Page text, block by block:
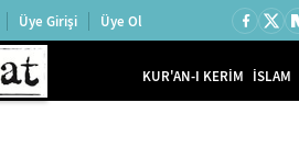
Üye Girişi Üye Ol
KUR'AN-I KERİM İSLAM